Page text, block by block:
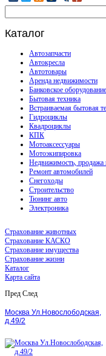
Каталог
Автозапчасти
Автокресла
Автотовары
Аренда недвижимости
Банковское оборудование
Бытовая техника
Встраиваемая бытовая
Гидроциклы
Квадроциклы
КПК
Мотоаксессуары
Мотоэкипировка
Недвижимость, продажа
Ремонт автомобилей
Снегоходы
Строительство
Тюнинг авто
Электроника
Страхование животных
Страхование КАСКО
Страхование имущества
Страхование жизни
Каталог
Карта сайта
Пред След
Москва Ул.Новослободская,
д.49/2